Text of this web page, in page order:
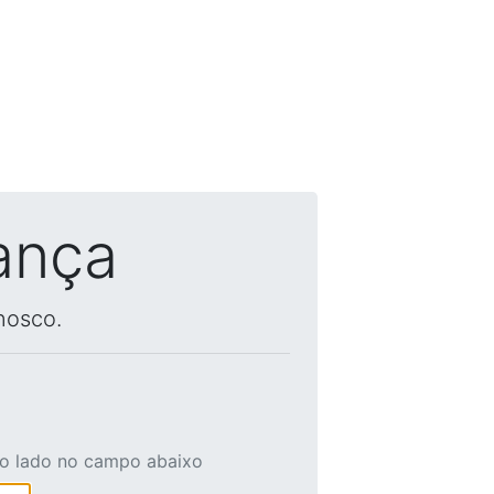
lado no campo abaixo